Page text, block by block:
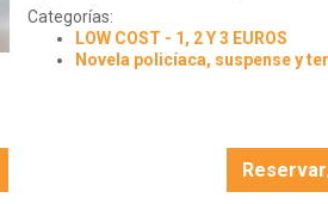
Categorías:
LOW COST - 1, 2 Y 3 EUROS
Novela policíaca, suspense y